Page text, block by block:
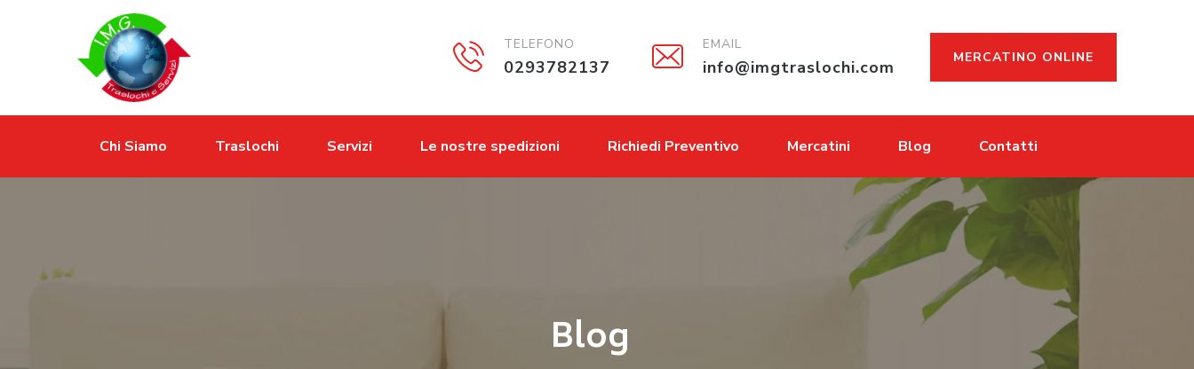
TELEFONO
0293782137
EMAIL
info@imgtraslochi.com MERCATINO ONLINE
Chi Siamo Traslochi Servizi Le nostre spedizioni Richiedi Preventivo Mercatini Blog Contatti
Blog